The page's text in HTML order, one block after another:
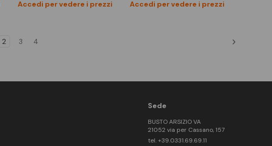
Accedi per vedere i prezzi
Confronta
Accedi per vedere i prezzi
Confronta
2 3 4
Sede
BUSTO ARSIZIO VA
21052 via per Cassano, 157
tel. +39.0331.69.69.11